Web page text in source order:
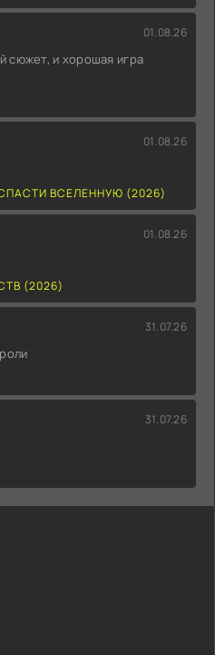
01.08.26
сюжет, и хорошая игра
01.08.26
ВСЕЛЕННУЮ (2026)
01.08.26
(2026)
31.07.26
31.07.26